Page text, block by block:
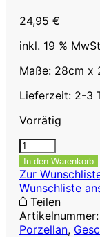
24,95 €
inkl. 19 %
Maße: 28cm x
Lieferzeit: 2-3
Vorrätig
Teller
flach
rechteckig
28cm
x
20cm
Menge
In den Warenkorb
Zur
Wunschliste
Teilen
Artikelnummer:
Porzellan,